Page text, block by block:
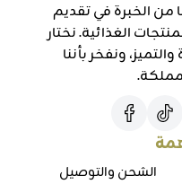
- أكثر من 45 عامًا من الخبرة في تقديم
الغذائية. نختار
ونفخر بأننا
الشحن والتوصيل